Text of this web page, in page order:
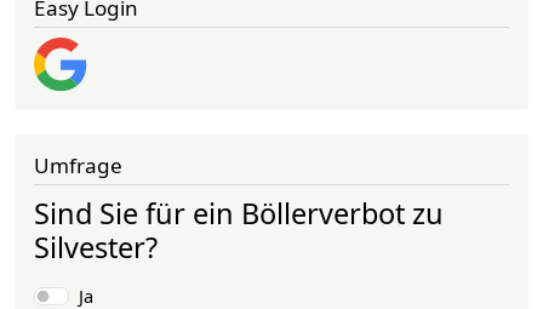
Easy Login
Umfrage
Sind Sie für ein Böllerverbot zu
Silvester?
Auswahlmöglichkeiten
Ja